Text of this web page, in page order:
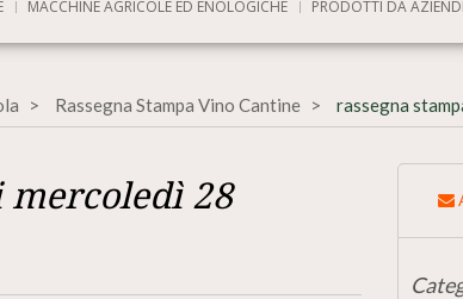
MACCHINE AGRICOLE ED ENOLOGICHE PRODOTTI DA
Rassegna Stampa Vino Cantine rassegna
mercoledì 28